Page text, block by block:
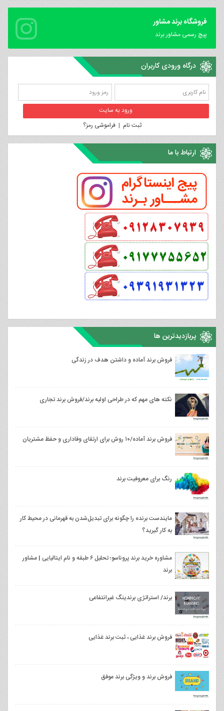
فروشگاه برند مشاور
پیچ رسمی مشاور برند
درگاه ورودی کاربران
ثبت نام |فراموشی رمز؟
ارتباط با ما
پربازدیدترین ها
فروش برند آماده و داشتن هدف در زندگی
نکته های مهم که در طراحی اولیه برند/فروش برند تجاری
فروش برند آماده/۱۰ روش برای ارتقای وفاداری و حفظ مشتریان
رنگ برای معروفیت برند
مایندست برنده را چگونه برای تبدیل‌شدن به قهرمانی در محیط کار
به کار گیرید؟
مشاوره خرید برند پروناسو؛ تحلیل ۶ طبقه و نام ایتالیایی | مشاور
برند
برند/ استراتژی برندینگ غیرانتفاعی
فروش برند غذایی ، ثبت برند غذایی
فروش برند و ویژگی برند موفق